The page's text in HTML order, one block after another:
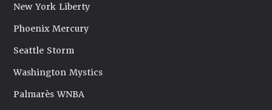
New York Liberty
Phoenix Mercury
Seattle Storm
Washington Mystics
Palmarès WNBA